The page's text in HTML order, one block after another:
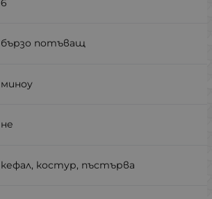
6
бързо потъващ
миноу
не
кефал, костур, пъстърва